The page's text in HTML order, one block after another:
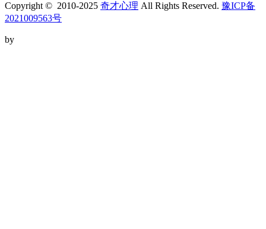
Copyright © 2010-2025 奇才心理 All Rights Reserved. 豫ICP备
2021009563号
by